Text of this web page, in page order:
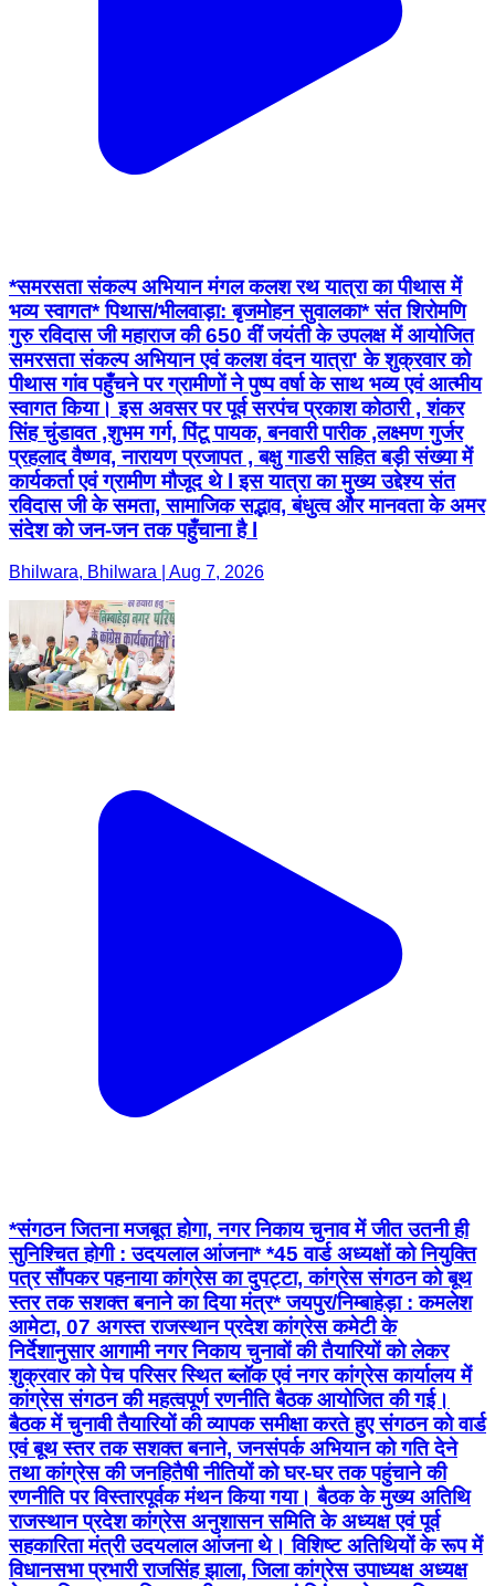
*समरसता संकल्प अभियान मंगल कलश रथ यात्रा का पीथास में
भव्य स्वागत* पिथास/भीलवाड़ा: बृजमोहन सुवालका* संत शिरोमणि
गुरु रविदास जी महाराज की 650 वीं जयंती के उपलक्ष में आयोजित
समरसता संकल्प अभियान एवं कलश वंदन यात्रा' के शुक्रवार को
पीथास गांव पहुँचने पर ग्रामीणों ने पुष्प वर्षा के साथ भव्य एवं आत्मीय
स्वागत किया।​ ​इस अवसर पर पूर्व सरपंच प्रकाश कोठारी , शंकर
सिंह चुंडावत ,शुभम गर्ग, पिंटू पायक, बनवारी पारीक ,लक्ष्मण गुर्जर
प्रहलाद वैष्णव, नारायण प्रजापत , बक्षु गाडरी सहित बड़ी संख्या में
कार्यकर्ता एवं ग्रामीण मौजूद थे l ​इस यात्रा का मुख्य उद्देश्य संत
रविदास जी के समता, सामाजिक सद्भाव, बंधुत्व और मानवता के अमर
संदेश को जन-जन तक पहुँचाना है l
Bhilwara, Bhilwara | Aug 7, 2026
*संगठन जितना मजबूत होगा, नगर निकाय चुनाव में जीत उतनी ही
सुनिश्चित होगी : उदयलाल आंजना* *45 वार्ड अध्यक्षों को नियुक्ति
पत्र सौंपकर पहनाया कांग्रेस का दुपट्टा, कांग्रेस संगठन को बूथ
स्तर तक सशक्त बनाने का दिया मंत्र* जयपुर/निम्बाहेड़ा : कमलेश
आमेटा, 07 अगस्त राजस्थान प्रदेश कांग्रेस कमेटी के
निर्देशानुसार आगामी नगर निकाय चुनावों की तैयारियों को लेकर
शुक्रवार को पेच परिसर स्थित ब्लॉक एवं नगर कांग्रेस कार्यालय में
कांग्रेस संगठन की महत्वपूर्ण रणनीति बैठक आयोजित की गई।
बैठक में चुनावी तैयारियों की व्यापक समीक्षा करते हुए संगठन को वार्ड
एवं बूथ स्तर तक सशक्त बनाने, जनसंपर्क अभियान को गति देने
तथा कांग्रेस की जनहितैषी नीतियों को घर-घर तक पहुंचाने की
रणनीति पर विस्तारपूर्वक मंथन किया गया। बैठक के मुख्य अतिथि
राजस्थान प्रदेश कांग्रेस अनुशासन समिति के अध्यक्ष एवं पूर्व
सहकारिता मंत्री उदयलाल आंजना थे। विशिष्ट अतिथियों के रूप में
विधानसभा प्रभारी राजसिंह झाला, जिला कांग्रेस उपाध्यक्ष अध्यक्ष